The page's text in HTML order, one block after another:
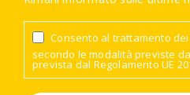
Consento al trattamento
secondo le modalità previste
prevista dal Regolamento UE